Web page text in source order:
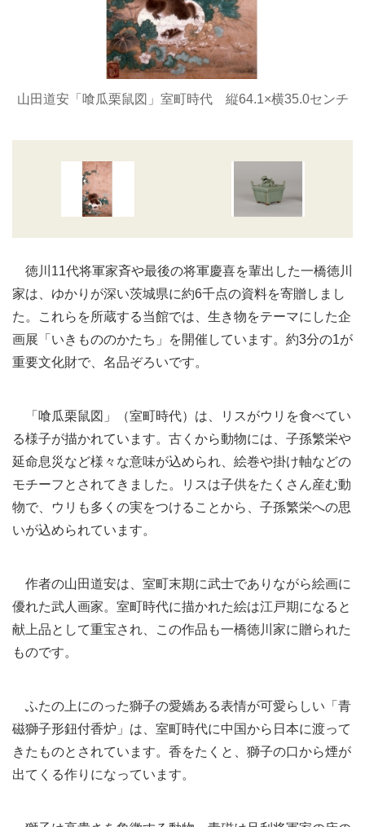
山田道安「喰瓜栗鼠図」室町時代 縦64.1×横35.0センチ
徳川11代将軍家斉や最後の将軍慶喜を輩出した一橋徳川
家は、ゆかりが深い茨城県に約6千点の資料を寄贈しまし
た。これらを所蔵する当館では、生き物をテーマにした企
画展「いきもののかたち」を開催しています。約3分の1が
重要文化財で、名品ぞろいです。
「喰瓜栗鼠図」（室町時代）は、リスがウリを食べてい
る様子が描かれています。古くから動物には、子孫繁栄や
延命息災など様々な意味が込められ、絵巻や掛け軸などの
モチーフとされてきました。リスは子供をたくさん産む動
物で、ウリも多くの実をつけることから、子孫繁栄への思
いが込められています。
作者の山田道安は、室町末期に武士でありながら絵画に
優れた武人画家。室町時代に描かれた絵は江戸期になると
献上品として重宝され、この作品も一橋徳川家に贈られた
ものです。
ふたの上にのった獅子の愛嬌ある表情が可愛らしい「青
磁獅子形鈕付香炉」は、室町時代に中国から日本に渡って
きたものとされています。香をたくと、獅子の口から煙が
出てくる作りになっています。